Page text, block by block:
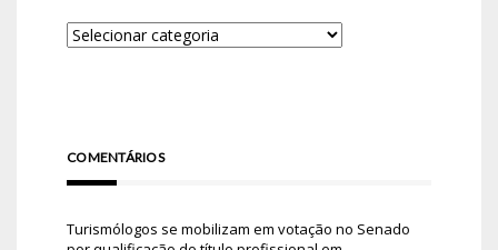
COMENTÁRIOS
Turismólogos se mobilizam em votação no Senado